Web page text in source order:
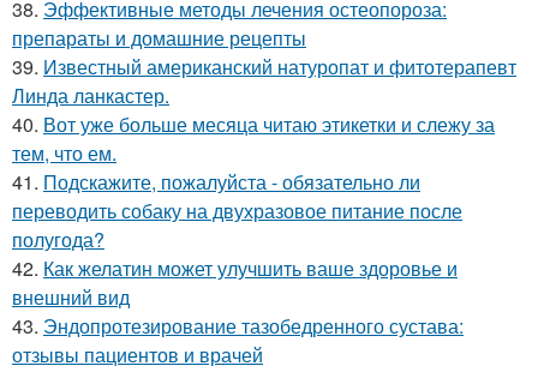
38. Эффективные методы лечения остеопороза:
препараты и домашние рецепты
39. Известный американский натуропат и фитотерапевт
Линда ланкастер.
40. Вот уже больше месяца читаю этикетки и слежу за
тем, что ем.
41. Подскажите, пожалуйста - обязательно ли
переводить собаку на двухразовое питание после
полугода?
42. Как желатин может улучшить ваше здоровье и
внешний вид
43. Эндопротезирование тазобедренного сустава:
отзывы пациентов и врачей